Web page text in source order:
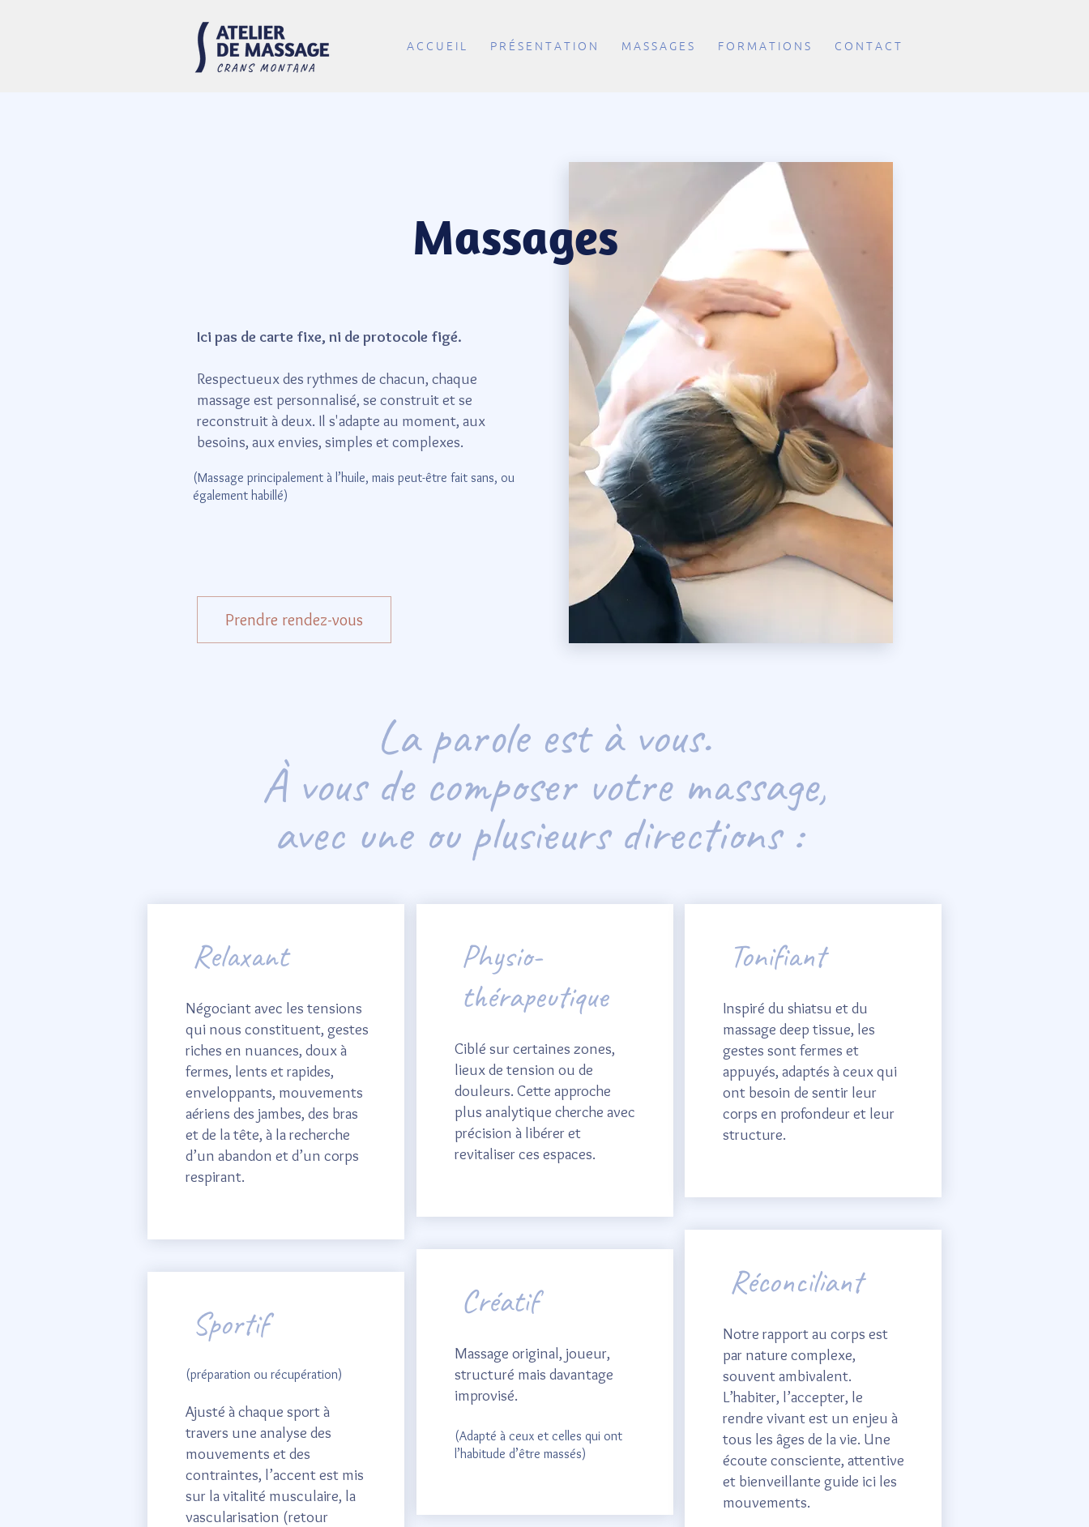
A C C U E I L P R É S E N T A T I O N M A S S A G E S F O R M A T I O N S C O N T A C T
Ici pas de carte fixe, ni de protocole figé.
Respectueux des rythmes de chacun, chaque
massage est personnalisé, se construit et se
reconstruit à deux. Il s'adapte au moment, aux
besoins, aux envies, simples et complexes.
(Massage principalement à l’huile, mais peut-être fait sans, ou
également habillé)
Massages
Prendre rendez-vous
La parole est à vous.
À vous de composer votre massage,
avec une ou plusieurs directions :
Relaxant
Négociant avec les tensions
qui nous constituent, gestes
riches en nuances, doux à
fermes, lents et rapides,
enveloppants, mouvements
aériens des jambes, des bras
et de la tête, à la recherche
d’un abandon et d’un corps
respirant.
Sportif
(préparation ou récupération)
Ajusté à chaque sport à
travers une analyse des
mouvements et des
contraintes, l’accent est mis
sur la vitalité musculaire, la
vascularisation (retour
Physio-
thérapeutique
Ciblé sur certaines zones,
lieux de tension ou de
douleurs. Cette approche
plus analytique cherche avec
précision à libérer et
revitaliser ces espaces.
Créatif
Massage original, joueur,
structuré mais davantage
improvisé.
(Adapté à ceux et celles qui ont
l’habitude d’être massés)
Tonifiant
Inspiré du shiatsu et du
massage deep tissue, les
gestes sont fermes et
appuyés, adaptés à ceux qui
ont besoin de sentir leur
corps en profondeur et leur
structure.
Réconciliant
Notre rapport au corps est
par nature complexe,
souvent ambivalent.
L’habiter, l’accepter, le
rendre vivant est un enjeu à
tous les âges de la vie. Une
écoute consciente, attentive
et bienveillante guide ici les
mouvements.